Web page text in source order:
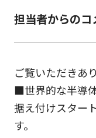
担当者からのコ
ご覧いただきあ
■世界的な半導
据え付けスター
す。